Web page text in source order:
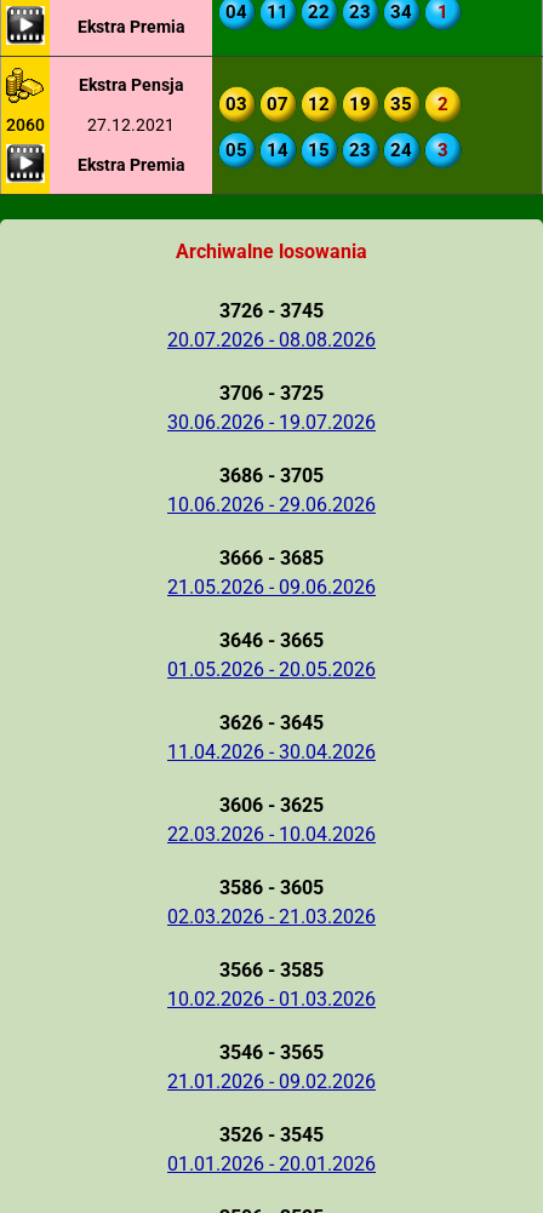
Ekstra Premia
04 11 22 23 34 1
2060
Ekstra Pensja
27.12.2021
Ekstra Premia
03 07 12 19 35 2
05 14 15 23 24 3
Archiwalne losowania
3726 - 3745
20.07.2026 - 08.08.2026
3706 - 3725
30.06.2026 - 19.07.2026
3686 - 3705
10.06.2026 - 29.06.2026
3666 - 3685
21.05.2026 - 09.06.2026
3646 - 3665
01.05.2026 - 20.05.2026
3626 - 3645
11.04.2026 - 30.04.2026
3606 - 3625
22.03.2026 - 10.04.2026
3586 - 3605
02.03.2026 - 21.03.2026
3566 - 3585
10.02.2026 - 01.03.2026
3546 - 3565
21.01.2026 - 09.02.2026
3526 - 3545
01.01.2026 - 20.01.2026